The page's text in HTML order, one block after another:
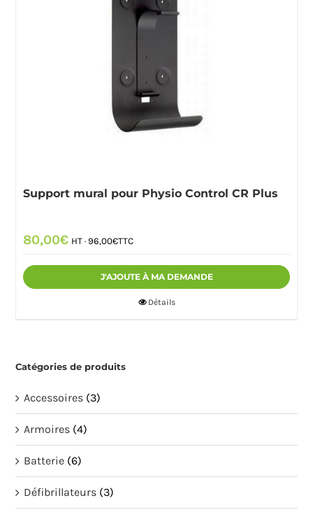
Support mural pour Physio Control CR Plus
80,00€ HT · 96,00€TTC
J'AJOUTE À MA DEMANDE
Détails
Catégories de produits
Accessoires (3)
Armoires (4)
Batterie (6)
Défibrillateurs (3)